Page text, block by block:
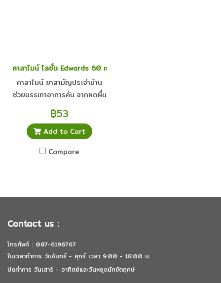
คาลาไมน์ โลชั่น Edwards 60 ml.
คาลาไมน์ ยาสามัญประจำบ้าน
ช่วยบรรเทาอาการคัน จากผดผื่น
ผื่นคัน และลมพิษ
฿53
Add to Cart
Compare
Contact us :
โทรศัพท์ : 087-6196767
ในเวลาทำการ วันจันทร์ - ศุกร์ เวลา 9.00 - 18.00 น.
ปิดทำการ วันเสาร์ - อาทิตย์และวันหยุดนักขัตฤกษ์